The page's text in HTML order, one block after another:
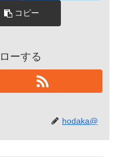
コピー
ーする
hodaka@